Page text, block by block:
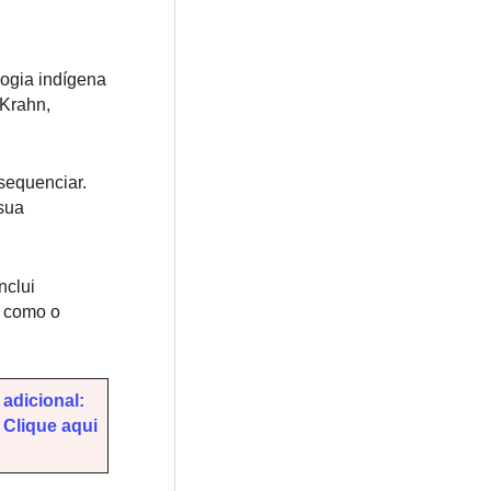
indígena
o
adicional:
aqui